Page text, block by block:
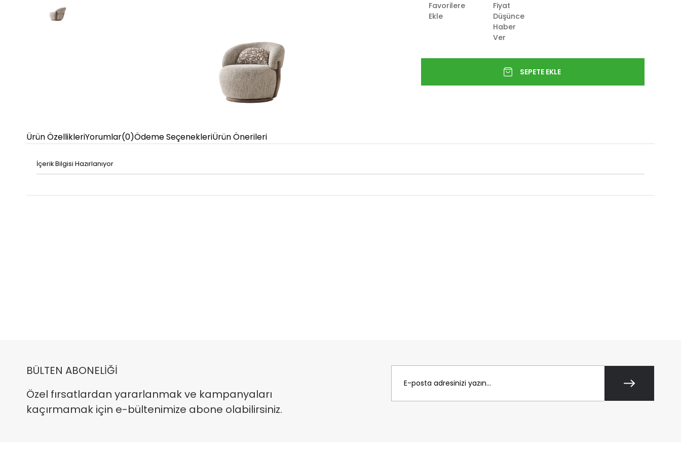
Favorilere
Ekle
Fiyat
Düşünce
Haber
Ver
Ürün ÖzellikleriYorumlar(0)Ödeme SeçenekleriÜrün Önerileri
İçerik Bilgisi Hazırlanıyor
BÜLTEN ABONELİĞİ
Özel fırsatlardan yararlanmak ve kampanyaları
kaçırmamak için e-bültenimize abone olabilirsiniz.